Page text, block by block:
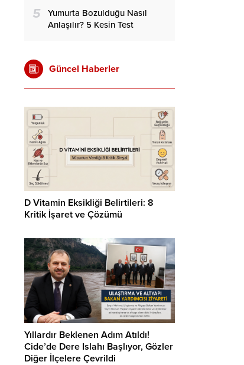
5
Yumurta Bozulduğu Nasıl
Anlaşılır? 5 Kesin Test
Güncel Haberler
D Vitamin Eksikliği Belirtileri: 8
Kritik İşaret ve Çözümü
Yıllardır Beklenen Adım Atıldı!
Cide’de Dere Islahı Başlıyor, Gözler
Diğer İlçelere Çevrildi